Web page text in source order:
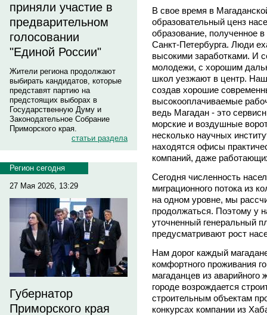
приняли участие в
предварительном
голосовании
"Единой России"
Жители региона продолжают
выбирать кандидатов, которые
представят партию на
предстоящих выборах в
Государственную Думу и
Законодательное Собрание
Приморского края.
статьи раздела
Регион сегодня
27 Мая 2026, 13:29
Губернатор
Приморского края
В свое время в
образовательный ценз
образование, полученное
Санкт-Петербурга. Люди
высокими заработками. И
молодежи, с хорошим
школ уезжают в центр.
создав хорошие
высокооплачиваемые
ведь Магадан - это
морские и воздушные
несколько научных
находятся офисы
компаний, даже
Сегодня численность
миграционного потока из
на одном уровне, мы
продолжаться. Поэтому у
уточненный генеральный
предусматривают рост
Нам дорог каждый
комфортного проживания
магаданцев из аварийного
городе возрождается
строительным объектам
конкурсах компании из